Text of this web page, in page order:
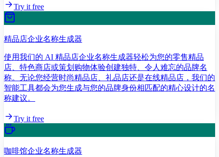
Try it free
精品店企业名称生成器
使用我们的 AI 精品店企业名称生成器轻松为您的零售精品
店、特色商店或策划购物体验创建独特、令人难忘的品牌名
称。无论您经营时尚精品店、礼品店还是在线精品店，我们的
智能工具都会为您生成与您的品牌身份相匹配的精心设计的名
称建议。
Try it free
咖啡馆企业名称生成器